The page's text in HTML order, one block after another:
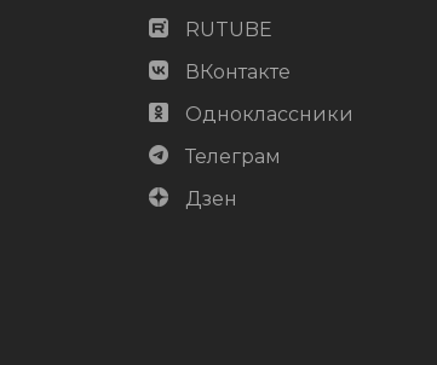
RUTUBE
ВКонтакте
Одноклассники
Телеграм
Дзен